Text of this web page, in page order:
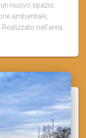
nuovo spazio
ambientale,
nell’area